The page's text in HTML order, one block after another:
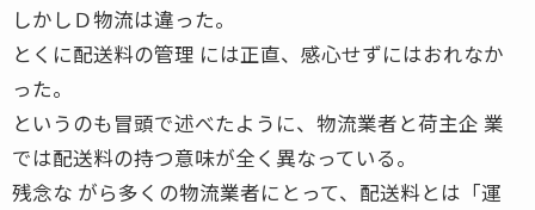
しかしＤ物流は違った。
とくに配送料の管理 には正直、感心せずにはおれなか
った。
というのも冒頭で述べたように、物流業者と荷主企 業
では配送料の持つ意味が全く異なっている。
残念な がら多くの物流業者にとって、配送料とは「運